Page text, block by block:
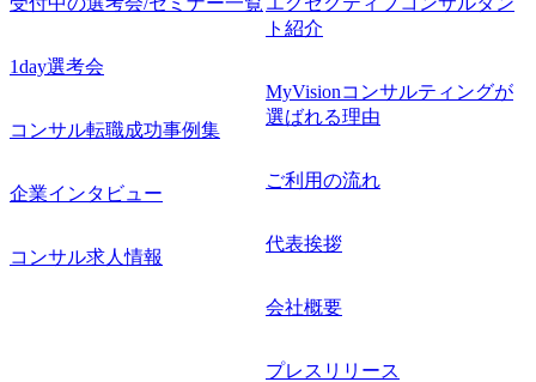
1day選考会
コンサル転職成功事例集
企業インタビュー
コンサル求人情報
ト紹介
MyVisionコンサルティングが
選ばれる理由
ご利用の流れ
代表挨拶
会社概要
プレスリリース